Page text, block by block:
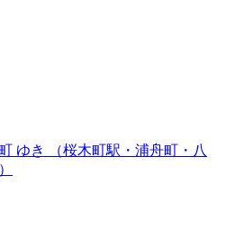
ゆき （桜木町駅・浦舟町・八